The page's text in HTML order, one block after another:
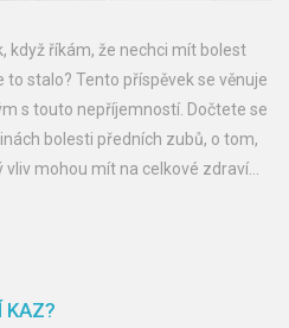
když říkám, že nechci mít bolest
to stalo? Tento příspěvek se věnuje
s touto nepříjemností. Dočtete se
bolesti předních zubů, o tom,
vliv mohou mít na celkové zdraví
KAZ?